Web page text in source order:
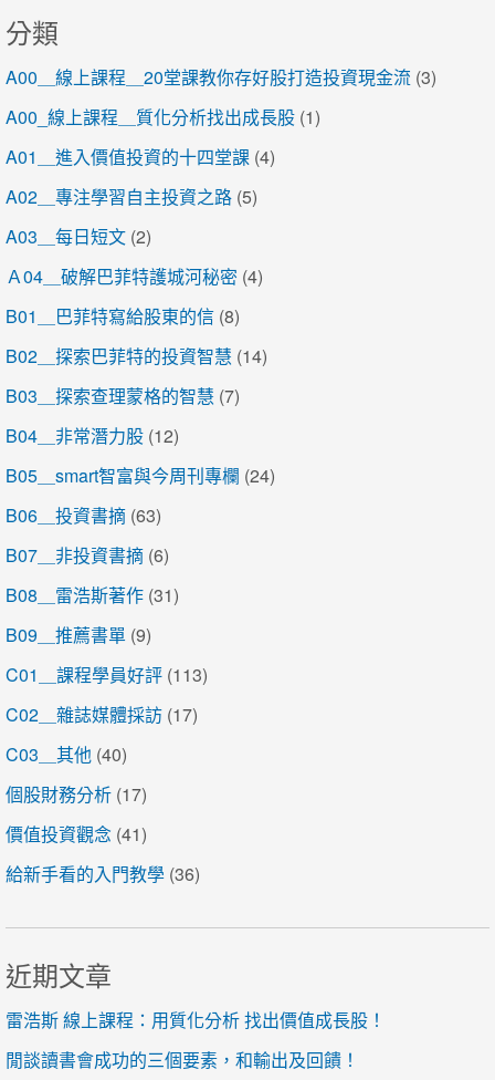
分類
A00＿線上課程＿20堂課教你存好股打造投資現金流 (3)
A00_線上課程＿質化分析找出成長股 (1)
A01＿進入價值投資的十四堂課 (4)
A02＿專注學習自主投資之路 (5)
A03＿每日短文 (2)
Ａ04＿破解巴菲特護城河秘密 (4)
B01＿巴菲特寫給股東的信 (8)
B02＿探索巴菲特的投資智慧 (14)
B03＿探索查理蒙格的智慧 (7)
B04＿非常潛力股 (12)
B05＿smart智富與今周刊專欄 (24)
B06＿投資書摘 (63)
B07＿非投資書摘 (6)
B08＿雷浩斯著作 (31)
B09＿推薦書單 (9)
C01＿課程學員好評 (113)
C02＿雜誌媒體採訪 (17)
C03＿其他 (40)
個股財務分析 (17)
價值投資觀念 (41)
給新手看的入門教學 (36)
近期文章
雷浩斯 線上課程：用質化分析 找出價值成長股！
閒談讀書會成功的三個要素，和輸出及回饋！